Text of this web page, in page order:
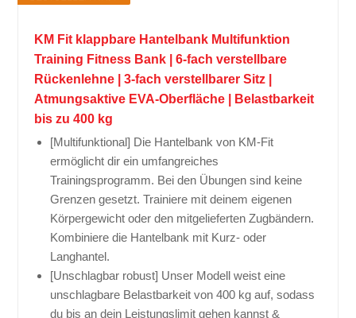
KM Fit klappbare Hantelbank Multifunktion
Training Fitness Bank | 6-fach verstellbare
Rückenlehne | 3-fach verstellbarer Sitz |
Atmungsaktive EVA-Oberfläche | Belastbarkeit
bis zu 400 kg
[Multifunktional] Die Hantelbank von KM-Fit
ermöglicht dir ein umfangreiches
Trainingsprogramm. Bei den Übungen sind keine
Grenzen gesetzt. Trainiere mit deinem eigenen
Körpergewicht oder den mitgelieferten Zugbändern.
Kombiniere die Hantelbank mit Kurz- oder
Langhantel.
[Unschlagbar robust] Unser Modell weist eine
unschlagbare Belastbarkeit von 400 kg auf, sodass
du bis an dein Leistungslimit gehen kannst &